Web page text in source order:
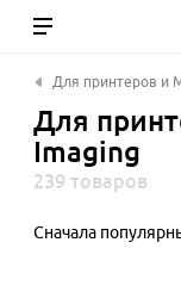
Для принтеров и
Для
Imaging
239 товаров
Сначала